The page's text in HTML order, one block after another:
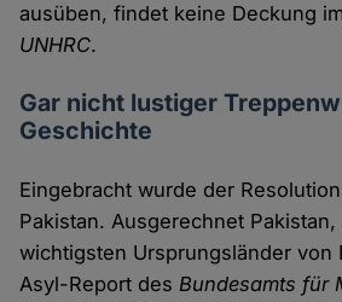
ausüben, findet keine Deckung
UNHRC.
Gar nicht lustiger
Geschichte
Eingebracht wurde der
Pakistan. Ausgerechnet
wichtigsten Ursprungsländer von
Asyl-Report desBundesamts für